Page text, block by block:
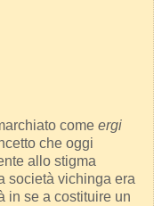
come ergi
che oggi
allo stigma
società vichinga era
in se a costituire un